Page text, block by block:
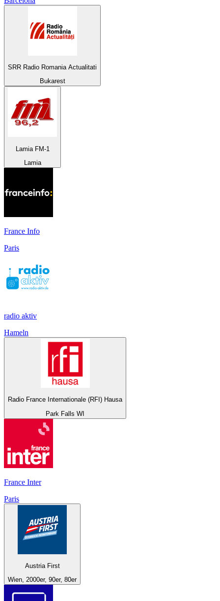
SRR Radio Romania Actualitati
Bukarest
Lamia FM-1
Lamia
France Info
Paris
radio aktiv
Hameln
Radio France Internationale (RFI) Hausa
Park Falls WI
France Inter
Paris
Austria First
Wien, 2000er, 90er, 80er